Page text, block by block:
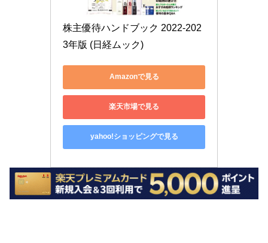
株主優待ハンドブック 2022-202
3年版 (日経ムック)
Amazonで見る
楽天市場で見る
yahoo!ショッピングで見る